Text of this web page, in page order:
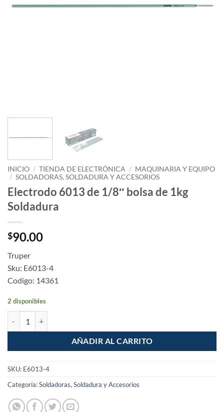
INICIO / TIENDA DE ELECTRÓNICA / MAQUINARIA Y EQUIPO
/ SOLDADORAS, SOLDADURA Y ACCESORIOS
Electrodo 6013 de 1/8″ bolsa de 1kg
Soldadura
$90.00
Truper
Sku: E6013-4
Codigo: 14361
2 disponibles
AÑADIR AL CARRITO
SKU: E6013-4
Categoría:Soldadoras, Soldadura y Accesorios